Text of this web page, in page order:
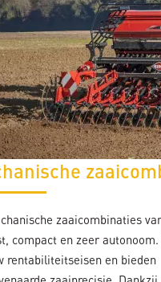
zaaicombinaties
compact en zeer
rentabiliteitseisen en bieden